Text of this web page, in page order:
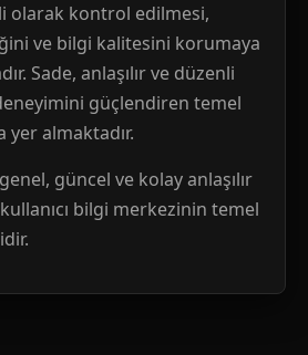
olarak kontrol edilmesi,
ve bilgi kalitesini korumaya
Sade, anlaşılır ve düzenli
güçlendiren temel
yer almaktadır.
güncel ve kolay anlaşılır
bilgi merkezinin temel